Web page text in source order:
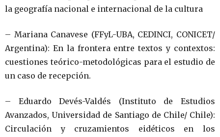
la geografía nacional e internacional de la cultura
– Mariana Canavese (FFyL-UBA, CEDINCI, CONICET/
Argentina): En la frontera entre textos y contextos:
cuestiones teórico-metodológicas para el estudio de
un caso de recepción.
– Eduardo Devés-Valdés (Instituto de Estudios
Avanzados, Universidad de Santiago de Chile/ Chile):
Circulación y cruzamientos eidéticos en los